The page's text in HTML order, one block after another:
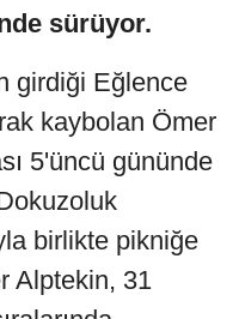
sürüyor.
girdiği Eğlence
kaybolan Ömer
5'üncü gününde
birlikte pikniğe
Alptekin, 31